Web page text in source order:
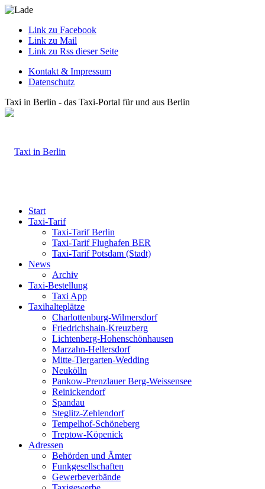
Link zu Facebook
Link zu Mail
Link zu Rss dieser Seite
Kontakt & Impressum
Datenschutz
Taxi in Berlin - das Taxi-Portal für und aus Berlin
Start
Taxi-Tarif
Taxi-Tarif Berlin
Taxi-Tarif Flughafen BER
Taxi-Tarif Potsdam (Stadt)
News
Archiv
Taxi-Bestellung
Taxi App
Taxihalteplätze
Charlottenburg-Wilmersdorf
Friedrichshain-Kreuzberg
Lichtenberg-Hohenschönhausen
Marzahn-Hellersdorf
Mitte-Tiergarten-Wedding
Neukölln
Pankow-Prenzlauer Berg-Weissensee
Reinickendorf
Spandau
Steglitz-Zehlendorf
Tempelhof-Schöneberg
Treptow-Köpenick
Adressen
Behörden und Ämter
Funkgesellschaften
Gewerbeverbände